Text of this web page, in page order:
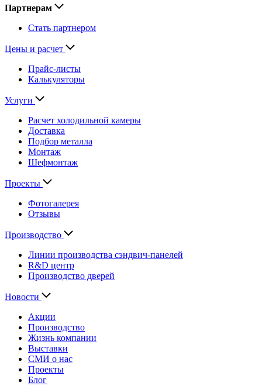
Партнерам
Стать партнером
Цены и расчет
Прайс-листы
Калькуляторы
Услуги
Расчет холодильной камеры
Доставка
Подбор металла
Монтаж
Шефмонтаж
Проекты
Фотогалерея
Отзывы
Производство
Линии производства сэндвич-панелей
R&D центр
Производство дверей
Новости
Акции
Производство
Жизнь компании
Выставки
СМИ о нас
Проекты
Блог